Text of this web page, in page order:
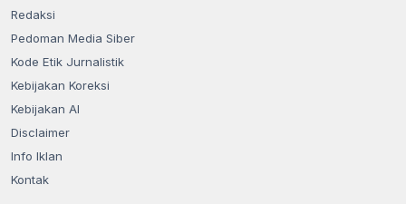
Redaksi
Pedoman Media Siber
Kode Etik Jurnalistik
Kebijakan Koreksi
Kebijakan AI
Disclaimer
Info Iklan
Kontak